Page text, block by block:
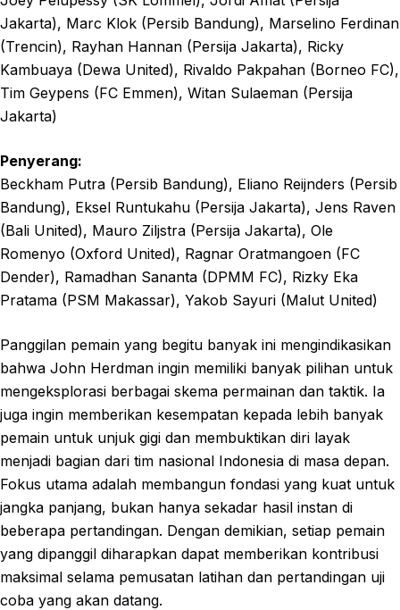
Jakarta), Marc Klok (Persib Bandung), Marselino Ferdinan
(Trencin), Rayhan Hannan (Persija Jakarta), Ricky
Kambuaya (Dewa United), Rivaldo Pakpahan (Borneo FC),
Tim Geypens (FC Emmen), Witan Sulaeman (Persija
Jakarta)
Penyerang:
Beckham Putra (Persib Bandung), Eliano Reijnders (Persib
Bandung), Eksel Runtukahu (Persija Jakarta), Jens Raven
(Bali United), Mauro Ziljstra (Persija Jakarta), Ole
Romenyo (Oxford United), Ragnar Oratmangoen (FC
Dender), Ramadhan Sananta (DPMM FC), Rizky Eka
Pratama (PSM Makassar), Yakob Sayuri (Malut United)
Panggilan pemain yang begitu banyak ini mengindikasikan
bahwa John Herdman ingin memiliki banyak pilihan untuk
mengeksplorasi berbagai skema permainan dan taktik. Ia
juga ingin memberikan kesempatan kepada lebih banyak
pemain untuk unjuk gigi dan membuktikan diri layak
menjadi bagian dari tim nasional Indonesia di masa depan.
Fokus utama adalah membangun fondasi yang kuat untuk
jangka panjang, bukan hanya sekadar hasil instan di
beberapa pertandingan. Dengan demikian, setiap pemain
yang dipanggil diharapkan dapat memberikan kontribusi
maksimal selama pemusatan latihan dan pertandingan uji
coba yang akan datang.